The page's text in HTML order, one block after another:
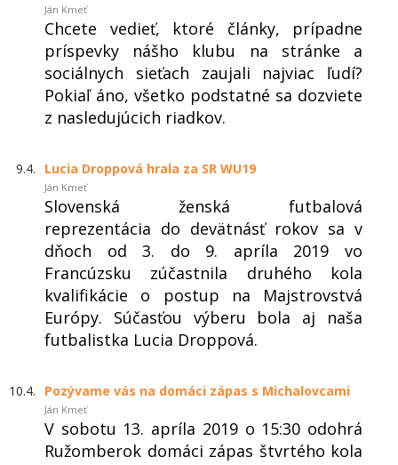
Ján Kmeť
Chcete vedieť, ktoré články, prípadne
príspevky nášho klubu na stránke a
sociálnych sieťach zaujali najviac ľudí?
Pokiaľ áno, všetko podstatné sa dozviete
z nasledujúcich riadkov.
9.4. Lucia Droppová hrala za SR WU19
Ján Kmeť
Slovenská ženská futbalová
reprezentácia do devätnásť rokov sa v
dňoch od 3. do 9. apríla 2019 vo
Francúzsku zúčastnila druhého kola
kvalifikácie o postup na Majstrovstvá
Európy. Súčasťou výberu bola aj naša
futbalistka Lucia Droppová.
10.4. Pozývame vás na domáci zápas s Michalovcami
Ján Kmeť
V sobotu 13. apríla 2019 o 15:30 odohrá
Ružomberok domáci zápas štvrtého kola